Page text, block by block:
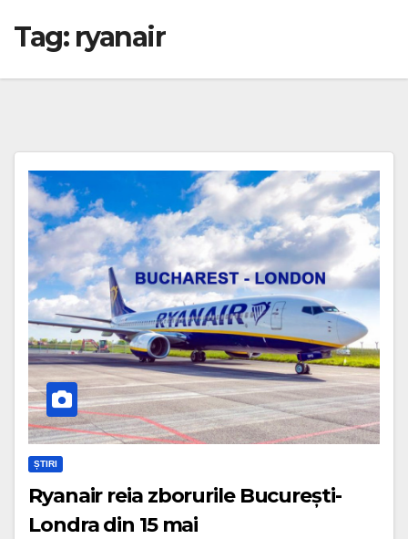
Tag: ryanair
ȘTIRI
Ryanair reia zborurile București-
Londra din 15 mai